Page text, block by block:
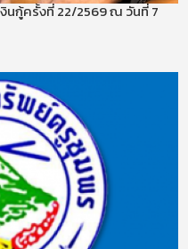
นกู้ครั้งที่ 22/2569 ณ วันที่ 7